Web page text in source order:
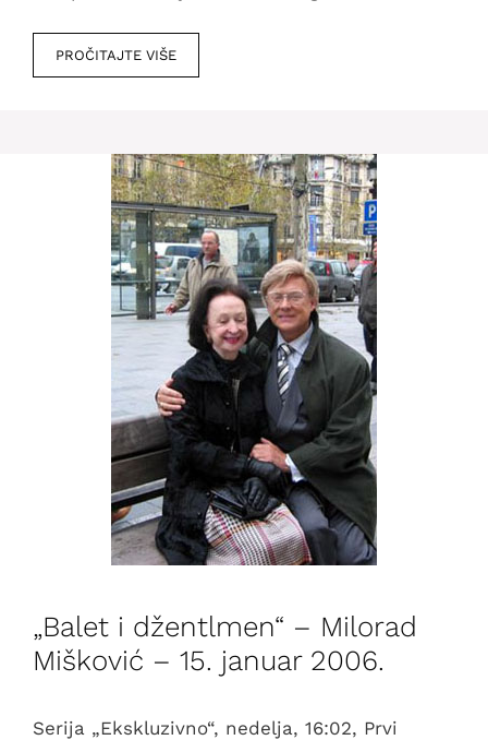
PROČITAJTE VIŠE
„Balet i džentlmen“ – Milorad
Mišković – 15. januar 2006.
Serija „Ekskluzivno“, nedelja, 16:02, Prvi